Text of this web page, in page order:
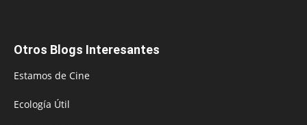
Otros Blogs Interesantes
Estamos de Cine
Ecología Útil